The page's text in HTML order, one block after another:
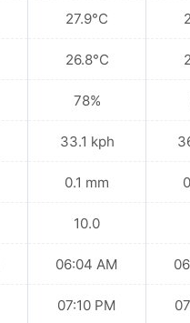
27.9°C
26.8°C
78%
33.1 kph
0.1 mm
10.0
06:04 AM
07:10 PM